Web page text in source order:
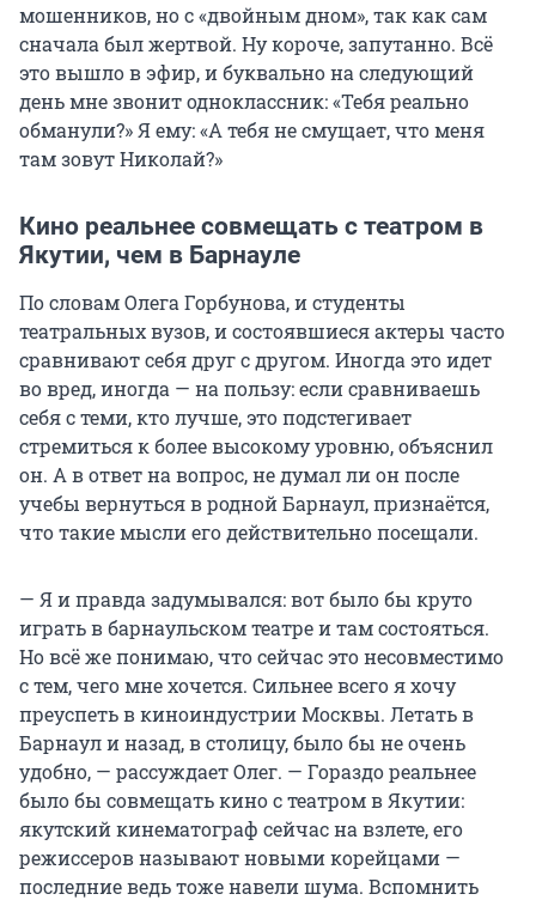
мошенников, но с «двойным дном», так как сам
сначала был жертвой. Ну короче, запутанно. Всё
это вышло в эфир, и буквально на следующий
день мне звонит одноклассник: «Тебя реально
обманули?» Я ему: «А тебя не смущает, что меня
там зовут Николай?»
Кино реальнее совмещать с театром в
Якутии, чем в Барнауле
По словам Олега Горбунова, и студенты
театральных вузов, и состоявшиеся актеры часто
сравнивают себя друг с другом. Иногда это идет
во вред, иногда — на пользу: если сравниваешь
себя с теми, кто лучше, это подстегивает
стремиться к более высокому уровню, объяснил
он. А в ответ на вопрос, не думал ли он после
учебы вернуться в родной Барнаул, признаётся,
что такие мысли его действительно посещали.
— Я и правда задумывался: вот было бы круто
играть в барнаульском театре и там состояться.
Но всё же понимаю, что сейчас это несовместимо
с тем, чего мне хочется. Сильнее всего я хочу
преуспеть в киноиндустрии Москвы. Летать в
Барнаул и назад, в столицу, было бы не очень
удобно, — рассуждает Олег. — Гораздо реальнее
было бы совмещать кино с театром в Якутии:
якутский кинематограф сейчас на взлете, его
режиссеров называют новыми корейцами —
последние ведь тоже навели шума. Вспомнить